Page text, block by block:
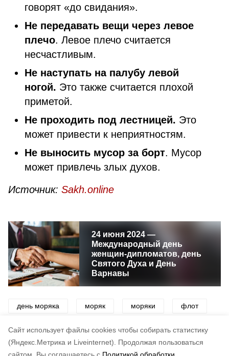
Cайт использует файлы cookies чтобы собирать статистику
(Яндекс.Метрика и Liveinternet).
Продолжая пользоваться
говорят «до свидания».
Не передавать вещи через левое
плечо. Левое плечо считается
несчастливым.
Не наступать на палубу левой
ногой. Это также считается плохой
приметой.
Не проходить под лестницей. Это
может привести к неприятностям.
Не выносить мусор за борт. Мусор
может привлечь злых духов.
Источник: Sakh.online
24 июня 2024 —
Международный день
женщин-дипломатов, день
Святого Духа и День
Варнавы
день моряка моряк моряки флот
праздник история традиция